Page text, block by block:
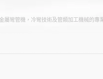
屬彎管機，冷彎技術及管類加工機械的專